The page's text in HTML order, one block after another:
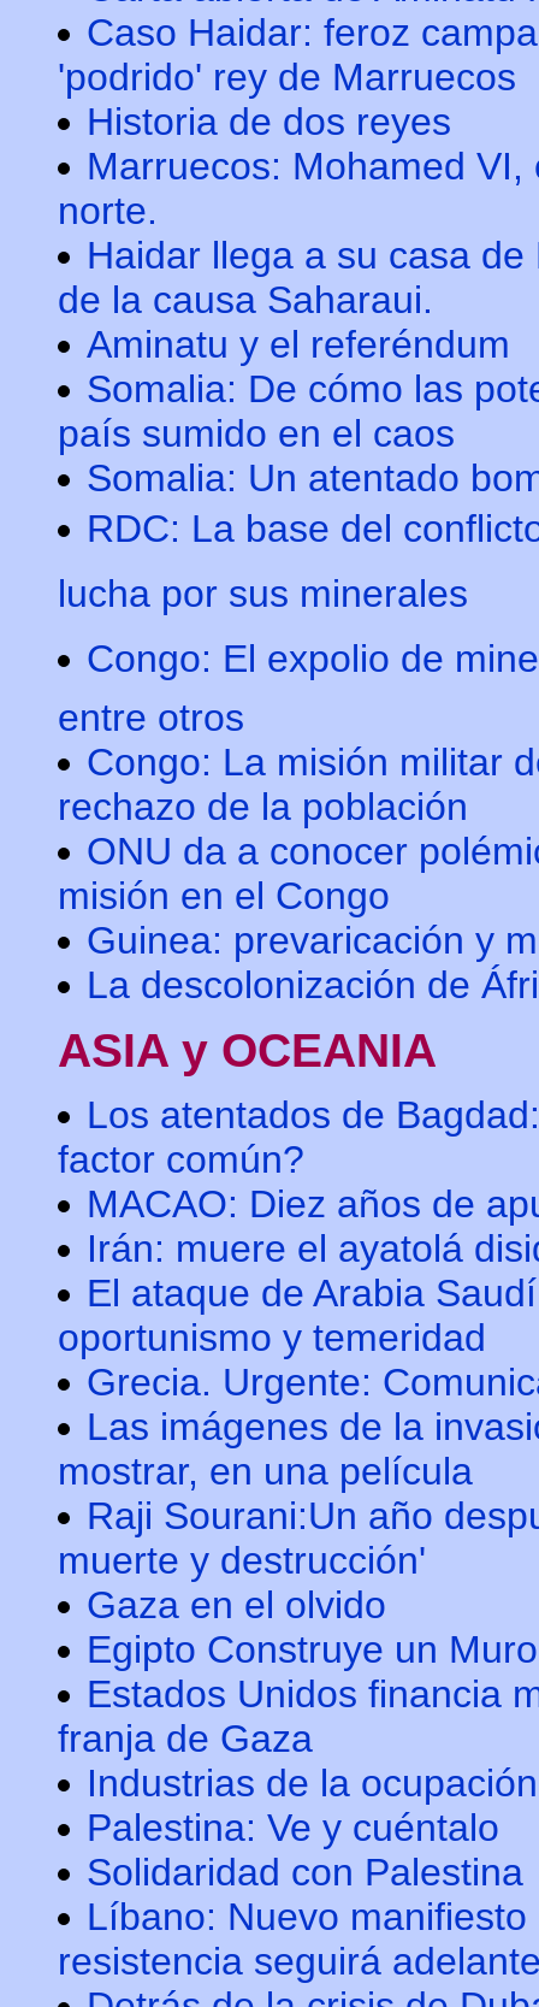
Caso Haidar: feroz
'podrido' rey de Marruecos
Historia de dos reyes
Marruecos: Mohamed
norte.
Haidar llega a su casa
de la causa Saharaui.
Aminatu y el referéndum
Somalia: De cómo las
país sumido en el caos
Somalia: Un atentado
RDC: La base del
lucha por sus minerales
Congo: El expolio de
entre otros
Congo: La misión militar
rechazo de la población
ONU da a conocer
misión en el Congo
Guinea: prevaricación y
La descolonización de
ASIA y OCEANIA
Los atentados de
factor común?
MACAO: Diez años de
Irán: muere el ayatolá
El ataque de Arabia
oportunismo y temeridad
Grecia. Urgente:
Las imágenes de la
mostrar, en una película
Raji Sourani:Un año
muerte y destrucción'
Gaza en el olvido
Egipto Construye un
Estados Unidos financia
franja de Gaza
Industrias de la
Palestina: Ve y cuéntalo
Solidaridad con Palestina
Líbano: Nuevo
resistencia seguirá